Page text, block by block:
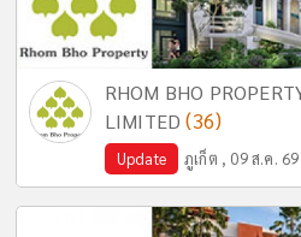
RHOM BHO
LIMITED(36)
Update ภูเก็ต , 09 ส.ค. 69